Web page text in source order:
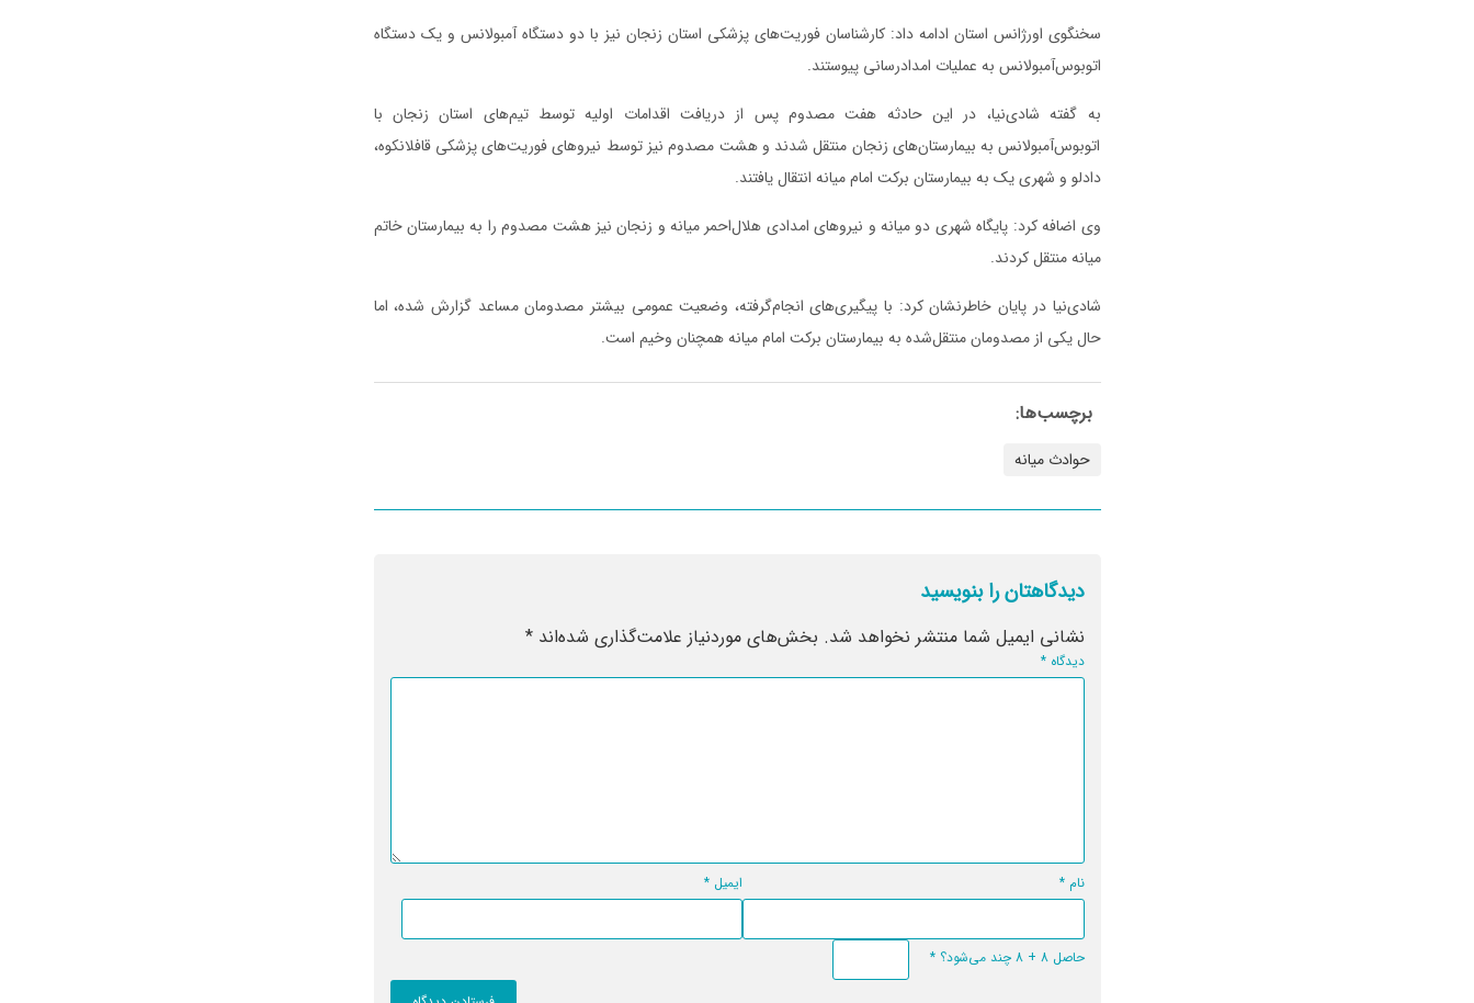
سخنگوی اورژانس استان ادامه داد: کارشناسان فوریت‌های پزشکی استان زنجان نیز با دو دستگاه آمبولانس و یک دستگاه
اتوبوس‌آمبولانس به عملیات امدادرسانی پیوستند.
به گفته شادی‌نیا، در این حادثه هفت مصدوم پس از دریافت اقدامات اولیه توسط تیم‌های استان زنجان با
اتوبوس‌آمبولانس به بیمارستان‌های زنجان منتقل شدند و هشت مصدوم نیز توسط نیروهای فوریت‌های پزشکی قافلانکوه،
دادلو و شهری یک به بیمارستان برکت امام میانه انتقال یافتند.
وی اضافه کرد: پایگاه شهری دو میانه و نیروهای امدادی هلال‌احمر میانه و زنجان نیز هشت مصدوم را به بیمارستان خاتم
میانه منتقل کردند.
شادی‌نیا در پایان خاطرنشان کرد: با پیگیری‌های انجام‌گرفته، وضعیت عمومی بیشتر مصدومان مساعد گزارش شده، اما
حال یکی از مصدومان منتقل‌شده به بیمارستان برکت امام میانه همچنان وخیم است.
برچسب‌ها:
حوادث میانه
دیدگاهتان را بنویسید
نشانی ایمیل شما منتشر نخواهد شد. بخش‌های موردنیاز علامت‌گذاری شده‌اند*
دیدگاه*
نام* ایمیل *
حاصل 8 + 8 چند می‌شود؟ *